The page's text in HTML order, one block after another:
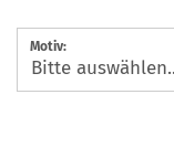
Motiv: